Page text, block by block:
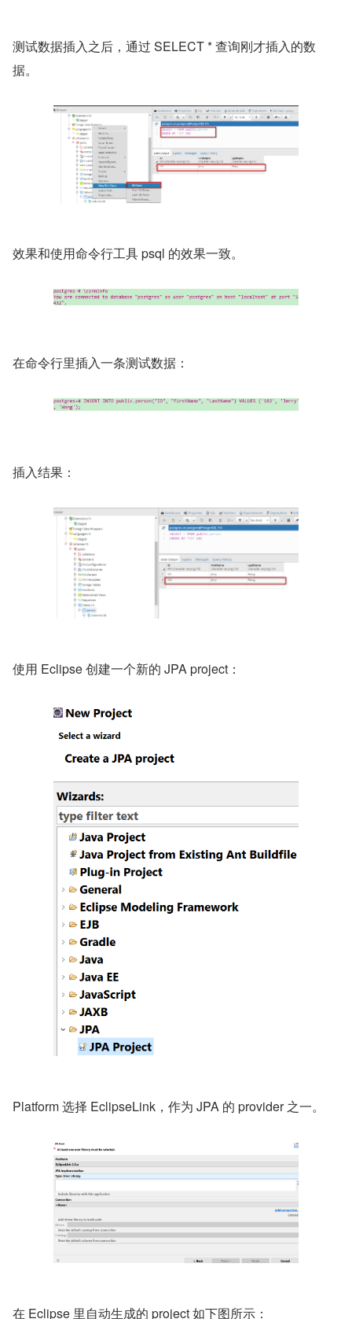
测试数据插入之后，通过 SELECT * 查询刚才插入的数
据。
效果和使用命令行工具 psql 的效果一致。
在命令行里插入一条测试数据：
插入结果：
使用 Eclipse 创建一个新的 JPA project：
Platform 选择 EclipseLink，作为 JPA 的 provider 之一。
在 Eclipse 里自动生成的 project 如下图所示：